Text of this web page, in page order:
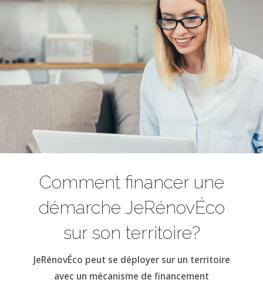
Comment financer une
démarche JeRénovÉco
sur son territoire?
JeRénovÉco peut se déployer sur un territoire
avec un mécanisme de financement